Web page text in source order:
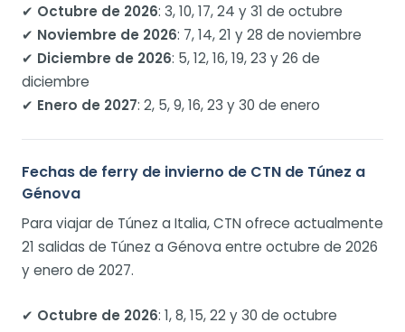
✔ Octubre de 2026: 3, 10, 17, 24 y 31 de octubre
✔ Noviembre de 2026: 7, 14, 21 y 28 de noviembre
✔ Diciembre de 2026: 5, 12, 16, 19, 23 y 26 de
diciembre
✔ Enero de 2027: 2, 5, 9, 16, 23 y 30 de enero
Fechas de ferry de invierno de CTN de Túnez a
Génova
Para viajar de Túnez a Italia, CTN ofrece actualmente
21 salidas de Túnez a Génova entre octubre de 2026
y enero de 2027.
✔ Octubre de 2026: 1, 8, 15, 22 y 30 de octubre